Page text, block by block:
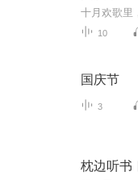
10
国庆节
3
枕边听书